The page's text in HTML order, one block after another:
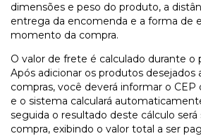
dimensões e peso do produto, a
entrega da encomenda e a forma de
momento da compra.
O valor de frete é calculado durante o
Após adicionar os produtos desejados
compras, você deverá informar o
e o sistema calculará
seguida o resultado deste cálculo será
compra, exibindo o valor total a ser